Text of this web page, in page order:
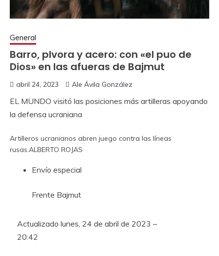
General
Barro, plvora y acero: con «el puo de
Dios» en las afueras de Bajmut
abril 24, 2023 Ale Ávila González
EL MUNDO visitó las posiciones más artilleras apoyando
la defensa ucraniana
Artilleros ucranianos abren juego contra las líneas
rusas.ALBERTO ROJAS
Envío especial
Frente Bajmut
Actualizado lunes, 24 de abril de 2023 –
20:42